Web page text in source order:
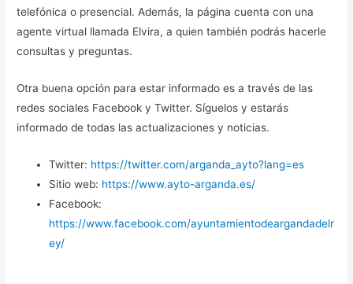
telefónica o presencial. Además, la página cuenta con una
agente virtual llamada Elvira, a quien también podrás hacerle
consultas y preguntas.
Otra buena opción para estar informado es a través de las
redes sociales Facebook y Twitter. Síguelos y estarás
informado de todas las actualizaciones y noticias.
Twitter: https://twitter.com/arganda_ayto?lang=es
Sitio web: https://www.ayto-arganda.es/
Facebook:
https://www.facebook.com/ayuntamientodeargandadelr
ey/